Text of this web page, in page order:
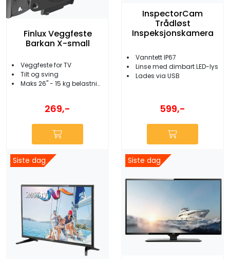
Finlux Veggfeste
Barkan X-small
Veggfeste for TV
Tilt og sving
Maks 26'' - 15 kg belastning
269,-
InspectorCam
Trådløst
Inspeksjonskamera
Vanntett IP67
Linse med dimbart LED-lys
Lades via USB
599,-
Siste dag Siste dag